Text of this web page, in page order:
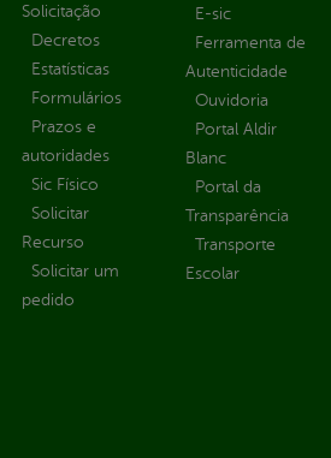
Solicitação
Decretos
Estatísticas
Formulários
Prazos e
autoridades
Sic Físico
Solicitar
Recurso
Solicitar um
pedido
E-sic
Ferramenta de
Autenticidade
Ouvidoria
Portal Aldir
Blanc
Portal da
Transparência
Transporte
Escolar